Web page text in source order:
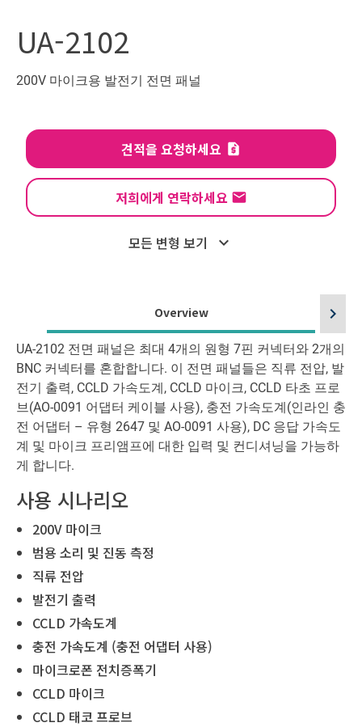
UA-2102
200V 마이크용 발전기 전면 패널
견적을 요청하세요
저희에게 연락하세요
모든 변형 보기 expand_more
Overview
UA-2102 전면 패널은 최대 4개의 원형 7핀 커넥터와 2개의
BNC 커넥터를 혼합합니다. 이 전면 패널들은 직류 전압, 발
전기 출력, CCLD 가속도계, CCLD 마이크, CCLD 타초 프로
브(AO-0091 어댑터 케이블 사용), 충전 가속도계(인라인 충
전 어댑터 – 유형 2647 및 AO-0091 사용), DC 응답 가속도
계 및 마이크 프리앰프에 대한 입력 및 컨디셔닝을 가능하
게 합니다.
사용 시나리오
200V 마이크
범용 소리 및 진동 측정
직류 전압
발전기 출력
CCLD 가속도계
충전 가속도계 (충전 어댑터 사용)
마이크로폰 전치증폭기
CCLD 마이크
CCLD 태코 프로브
chevron_right